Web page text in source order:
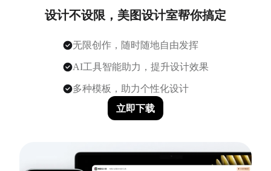
设计不设限，美图设计室帮你搞定
无限创作，随时随地自由发挥
AI工具智能助力，提升设计效果
多种模板，助力个性化设计
立即下载